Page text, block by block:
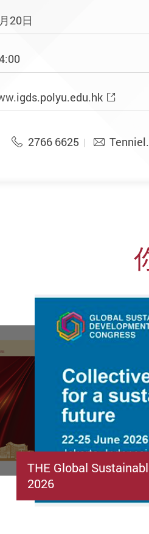
20日
2766 6625
THE Global
2026